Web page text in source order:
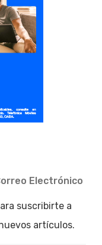
Electrónico
suscribirte a
artículos.